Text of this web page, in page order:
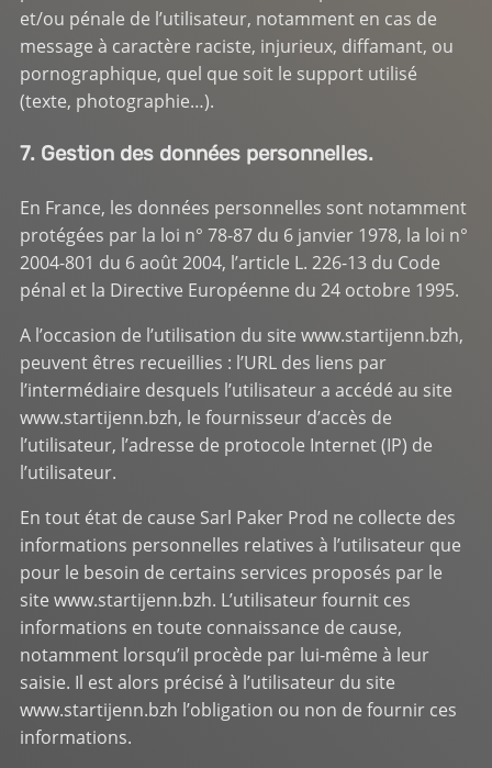
et/ou pénale de l’utilisateur, notamment en cas de
message à caractère raciste, injurieux, diffamant, ou
pornographique, quel que soit le support utilisé
(texte, photographie…).
7. Gestion des données personnelles.
En France, les données personnelles sont notamment
protégées par la loi n° 78-87 du 6 janvier 1978, la loi n°
2004-801 du 6 août 2004, l’article L. 226-13 du Code
pénal et la Directive Européenne du 24 octobre 1995.
A l’occasion de l’utilisation du site www.startijenn.bzh,
peuvent êtres recueillies : l’URL des liens par
l’intermédiaire desquels l’utilisateur a accédé au site
www.startijenn.bzh, le fournisseur d’accès de
l’utilisateur, l’adresse de protocole Internet (IP) de
l’utilisateur.
En tout état de cause Sarl Paker Prod ne collecte des
informations personnelles relatives à l’utilisateur que
pour le besoin de certains services proposés par le
site www.startijenn.bzh. L’utilisateur fournit ces
informations en toute connaissance de cause,
notamment lorsqu’il procède par lui-même à leur
saisie. Il est alors précisé à l’utilisateur du site
www.startijenn.bzh l’obligation ou non de fournir ces
informations.